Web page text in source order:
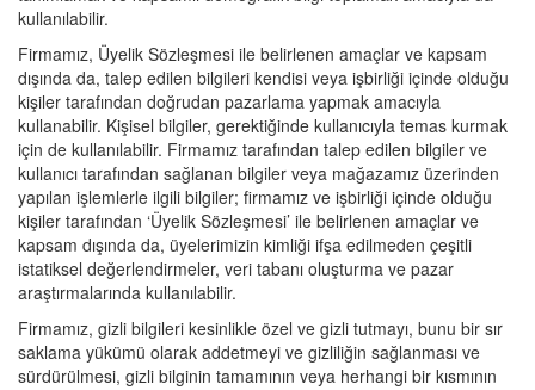
kullanılabilir.
Firmamız, Üyelik Sözleşmesi ile belirlenen amaçlar ve kapsam
dışında da, talep edilen bilgileri kendisi veya işbirliği içinde olduğu
kişiler tarafından doğrudan pazarlama yapmak amacıyla
kullanabilir. Kişisel bilgiler, gerektiğinde kullanıcıyla temas kurmak
için de kullanılabilir. Firmamız tarafından talep edilen bilgiler ve
kullanıcı tarafından sağlanan bilgiler veya mağazamız üzerinden
yapılan işlemlerle ilgili bilgiler; firmamız ve işbirliği içinde olduğu
kişiler tarafından ‘Üyelik Sözleşmesi’ ile belirlenen amaçlar ve
kapsam dışında da, üyelerimizin kimliği ifşa edilmeden çeşitli
istatiksel değerlendirmeler, veri tabanı oluşturma ve pazar
araştırmalarında kullanılabilir.
Firmamız, gizli bilgileri kesinlikle özel ve gizli tutmayı, bunu bir sır
saklama yükümü olarak addetmeyi ve gizliliğin sağlanması ve
sürdürülmesi, gizli bilginin tamamının veya herhangi bir kısmının